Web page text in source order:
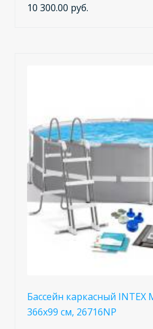
10 300.00 руб.
Бассейн каркасный INTEX
366x99 см, 26716NP